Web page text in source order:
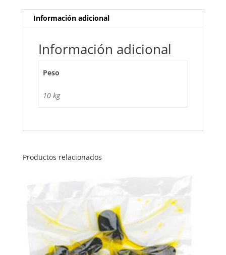
Información adicional
Información adicional
Peso
10 kg
Productos relacionados